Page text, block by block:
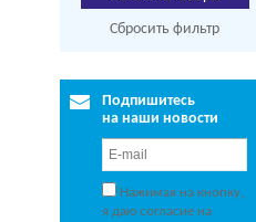
Сбросить фильтр
Подпишитесь
на наши новости
Нажимая на кнопку,
я даю согласие на